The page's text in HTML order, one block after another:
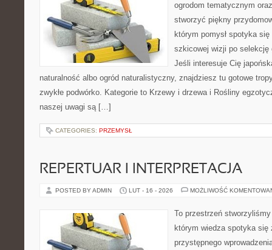
ogrodom tematycznym
stworzyć piękny
którym pomysł spotyka
szkicowej wizji po selekcję
Jeśli interesuje Cię
naturalność albo ogród naturalistyczny, znajdziesz tu gotowe
zwykłe podwórko. Kategorie to Krzewy i drzewa i Rośliny
naszej uwagi są […]
CATEGORIES: PRZEMYSŁ
REPERTUAR I INTERPRETACJA
POSTED BY ADMIN LUT - 16 - 2026 MOŻLIWOŚĆ
To przestrzeń
którym wiedza spotyka
przystępnego